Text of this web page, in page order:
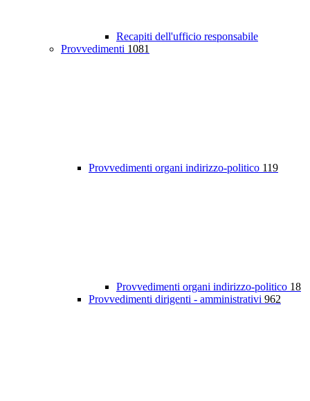
Recapiti dell'ufficio responsabile
Provvedimenti 1081
Provvedimenti organi indirizzo-politico 119
Provvedimenti organi indirizzo-politico 18
Provvedimenti dirigenti - amministrativi 962